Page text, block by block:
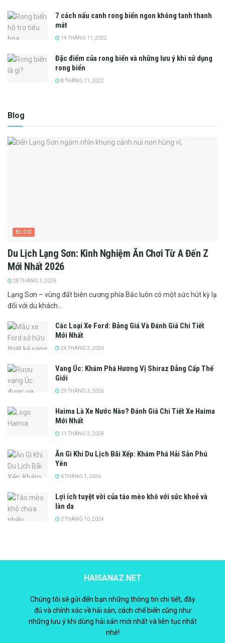
7 cách nấu canh rong biển ngon không tanh thanh
mát
14 THÁNG 11, 2022
Đặc điểm của rong biển và những lưu ý khi sử dụng
rong biển
8 THÁNG 11, 2022
Blog
BLOG
Du Lịch Lạng Sơn: Kinh Nghiệm Ăn Chơi Từ A Đến Z
Mới Nhất 2026
28 THÁNG 3, 2026
Lạng Sơn – vùng đất biên cương phía Bắc luôn có một sức hút kỳ lạ
đối với du khách...
Các Loại Xe Ford: Bảng Giá Và Đánh Giá Chi Tiết
Mới Nhất
24 THÁNG 3, 2026
Vang Úc: Khám Phá Hương Vị Shiraz Đẳng Cấp Thế
Giới
29 THÁNG 3, 2026
Haima Là Xe Nước Nào? Đánh Giá Chi Tiết Xe Haima
Mới Nhất
11 THÁNG 3, 2026
Ăn Gì Khi Du Lịch Bãi Xếp: Khám Phá Hải Sản Phú
Yên
6 THÁNG 1, 2026
Lợi ích tuyệt vời của táo mèo khô với sức khoẻ và
làn da
2 THÁNG 10, 2024
HAISANAZ.NET
Chúng tôi sẽ gửi đến bạn những thông tin chi tiết, đầy
đủ và chính xác về hải sản, cách chế biến cũng như
những lưu ý khi dùng hải sản mới nhất và liên tục nhất
nhé!